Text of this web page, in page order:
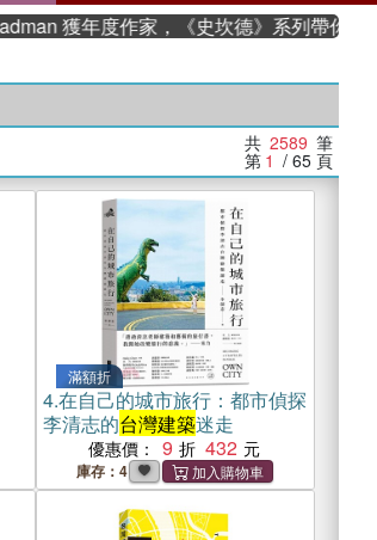
作家，《史坎德》系列帶你踏上熱血奇幻
共 2589 筆
第 1 / 65 頁
滿額折
4.在自己的城市旅行：都市偵探
李清志的台灣建築迷走
優惠價： 9 432
庫存：4